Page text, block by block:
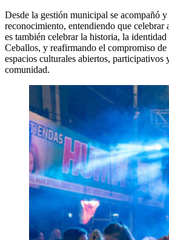
Desde la gestión municipal se acompañó
reconocimiento, entendiendo que celebrar
es también celebrar la historia, la
Ceballos, y reafirmando el compromiso
espacios culturales abiertos, participativos
comunidad.